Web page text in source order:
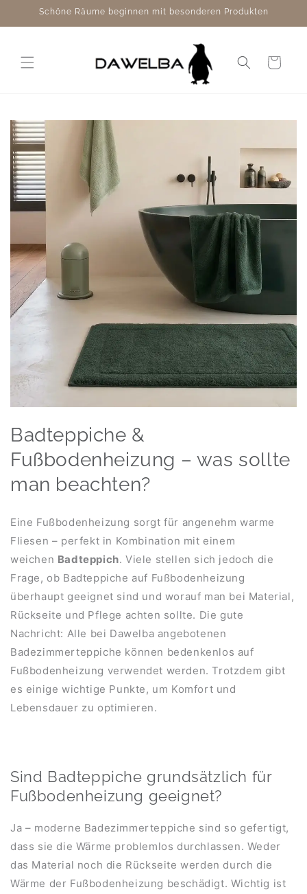
zum
Inhalt
Schöne Räume beginnen mit besonderen Produkten
Warenkorb
Badteppiche &
Fußbodenheizung – was sollte
man beachten?
Eine Fußbodenheizung sorgt für angenehm warme
Fliesen – perfekt in Kombination mit einem
weichen Badteppich. Viele stellen sich jedoch die
Frage, ob Badteppiche auf Fußbodenheizung
überhaupt geeignet sind und worauf man bei Material,
Rückseite und Pflege achten sollte. Die gute
Nachricht: Alle bei Dawelba angebotenen
Badezimmerteppiche können bedenkenlos auf
Fußbodenheizung verwendet werden. Trotzdem gibt
es einige wichtige Punkte, um Komfort und
Lebensdauer zu optimieren.
Sind Badteppiche grundsätzlich für
Fußbodenheizung geeignet?
Ja – moderne Badezimmerteppiche sind so gefertigt,
dass sie die Wärme problemlos durchlassen. Weder
das Material noch die Rückseite werden durch die
Wärme der Fußbodenheizung beschädigt. Wichtig ist